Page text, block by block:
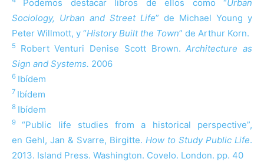
Podemos destacar libros de ellos como “Urban
Sociology, Urban and Street Life” de Michael Young y
Peter Willmott, y “History Built the Town” de Arthur Korn.
5 Robert Venturi Denise Scott Brown. Architecture as
Sign and Systems. 2006
6 Ibídem
7 Ibídem
8 Ibídem
9“Public life studies from a historical perspective”,
en Gehl, Jan & Svarre, Birgitte. How to Study Public Life.
2013. Island Press. Washington. Covelo. London. pp. 40